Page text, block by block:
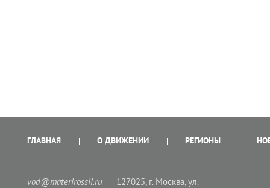
ГЛАВНАЯ О ДВИЖЕНИИ РЕГИОНЫ
vod@materirossii.ru
127025, г. Москва, ул.